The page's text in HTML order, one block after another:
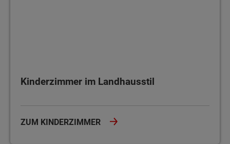
Kinderzimmer im Landhausstil
ZUM KINDERZIMMER